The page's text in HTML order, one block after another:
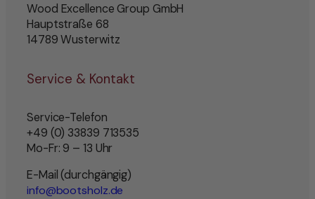
Wood Excellence Group GmbH
Hauptstraße 68
14789 Wusterwitz
Service & Kontakt
Service-Telefon
+49 (0) 33839 713535
Mo-Fr: 9 – 13 Uhr
E-Mail (durchgängig)
info@bootsholz.de